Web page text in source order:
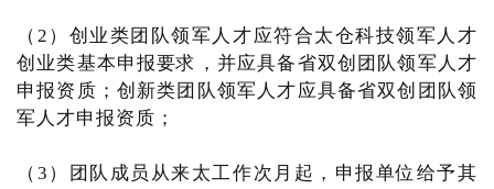
（2）创业类团队领军人才应符合太仓科技领军人才
创业类基本申报要求，并应具备省双创团队领军人才
申报资质；创新类团队领军人才应具备省双创团队领
军人才申报资质；
（3）团队成员从来太工作次月起，申报单位给予其